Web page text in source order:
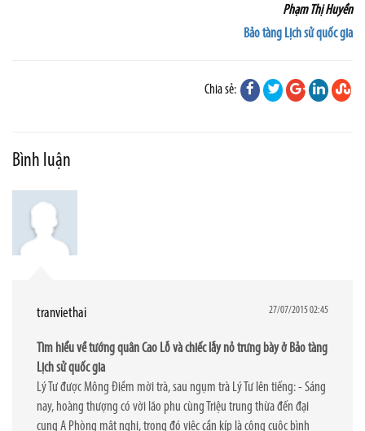
Phạm Thị Huyền
Bảo tàng Lịch sử quốc gia
Chia sẻ:
Bình luận
tranviethai 27/07/2015 02:45
Tìm hiểu về tướng quân Cao Lỗ và chiếc lẫy nỏ trưng bày ở Bảo tàng
Lịch sử quốc gia
Lý Tư được Mông Điềm mời trà, sau ngụm trà Lý Tư lên tiếng: - Sáng
nay, hoàng thượng có vời lão phu cùng Triệu trung thừa đến đại
cung A Phòng mật nghị, trong đó việc cần kíp là công cuộc bình